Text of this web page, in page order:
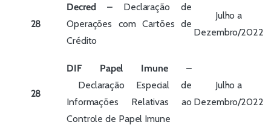
28
Decred –Declaração de
Operações com Cartões de
Crédito
Julho a
Dezembro/2022
28
DIF Papel Imune –
Declaração Especial de
Informações Relativas ao
Controle de Papel Imune
Julho a
Dezembro/2022